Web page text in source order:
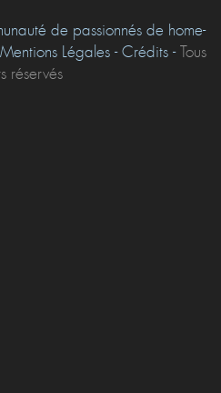
de passionnés de home-
Légales - Crédits -Tous
réservés